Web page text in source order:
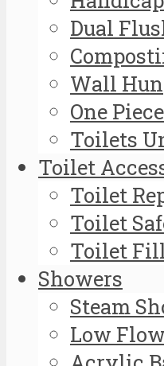
Dual
Wall
One
Toilets
Toilet
Toilet
Toilet
Toilet
Showers
Steam
Low